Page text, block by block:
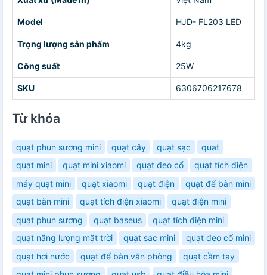
Model HJD- FL203 LED
Trọng lượng sản phẩm 4kg
Công suất 25W
SKU 6306706217678
Từ khóa
quạt phun sương mini quạt cây quạt sạc
quat
quạt mini
quạt mini xiaomi quạt đeo cổ
quạt tích điện
máy quạt mini
quạt xiaomi quạt điện
quạt để bàn mini
quạt bàn mini
quạt tích điện xiaomi
quạt điện mini
quạt phun sương
quạt baseus
quạt tích điện mini
quạt năng lượng mặt trời
quạt sac mini
quạt đeo cổ mini
quạt hơi nước
quạt để bàn văn phòng
quạt cầm tay